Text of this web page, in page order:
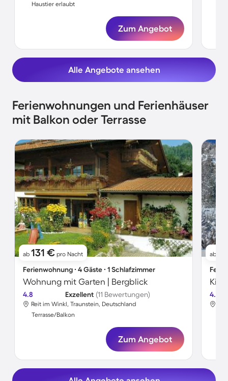
Haustier erlaubt
Zum Angebot
Alle Angebote ansehen
Ferienwohnungen und Ferienhäuser
mit Balkon oder Terrasse
ab 131 € pro Nacht
Ferienwohnung ∙ 4 Gäste ∙ 1 Schlafzimmer
Wohnung mit Garten | Bergblick
4.8 Exzellent (11 Bewertungen)
Reit im Winkl, Traunstein, Deutschland
Terrasse/Balkon
Zum Angebot
ab
4.8